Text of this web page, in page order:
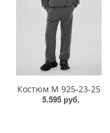
Костюм М 925-23-25
5.595 руб.